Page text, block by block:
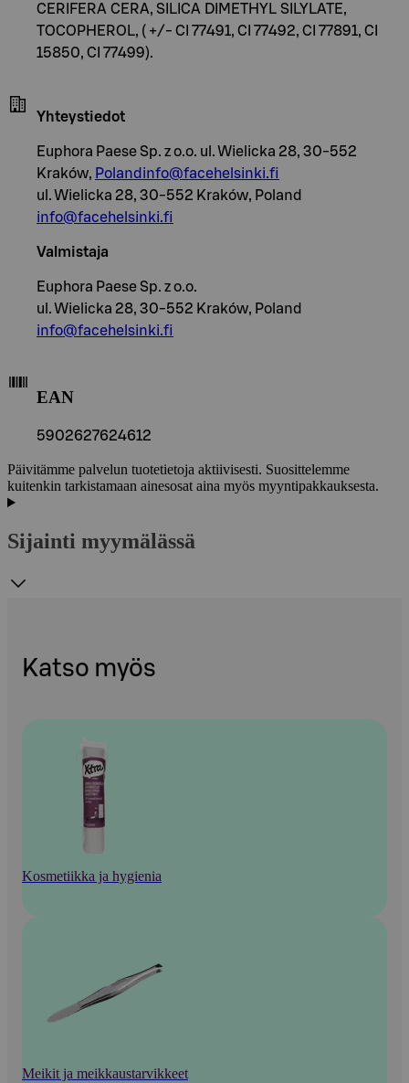
CERIFERA CERA, SILICA DIMETHYL SILYLATE,
TOCOPHEROL, ( +/- CI 77491, CI 77492, CI 77891, CI
15850, CI 77499).
Yhteystiedot
Euphora Paese Sp. z o.o. ul. Wielicka 28, 30-552
Kraków, Polandinfo@facehelsinki.fi
ul. Wielicka 28, 30-552 Kraków, Poland
info@facehelsinki.fi
Valmistaja
Euphora Paese Sp. z o.o.
ul. Wielicka 28, 30-552 Kraków, Poland
info@facehelsinki.fi
EAN
5902627624612
Päivitämme palvelun tuotetietoja aktiivisesti. Suosittelemme
kuitenkin tarkistamaan ainesosat aina myös myyntipakkauksesta.
Sijainti myymälässä
Katso myös
Kosmetiikka ja hygienia
Meikit ja meikkaustarvikkeet